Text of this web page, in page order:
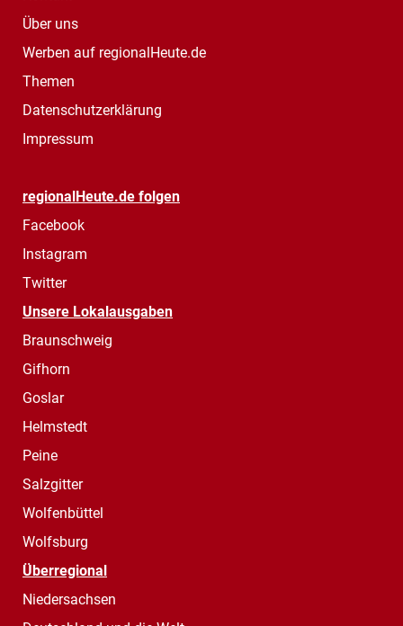
Über uns
Werben auf regionalHeute.de
Themen
Datenschutzerklärung
Impressum
regionalHeute.de folgen
Facebook
Instagram
Twitter
Unsere Lokalausgaben
Braunschweig
Gifhorn
Goslar
Helmstedt
Peine
Salzgitter
Wolfenbüttel
Wolfsburg
Überregional
Niedersachsen